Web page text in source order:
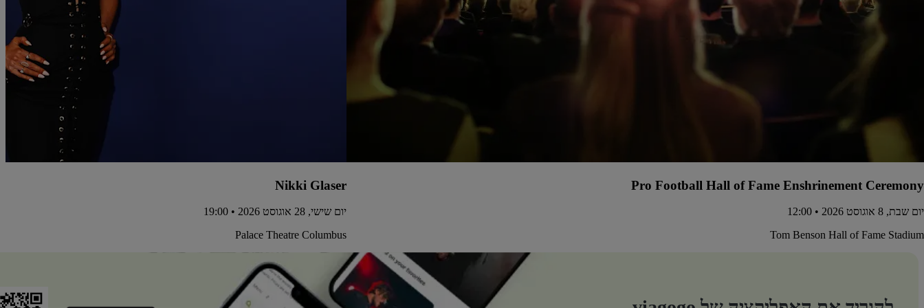
Pro Football Hall of Fame Enshrinement Ceremony
יום שבת, 8 אוגוסט 2026 • 12:00
Tom Benson Hall of Fame Stadium
Nikki Glaser
יום שישי, 28 אוגוסט 2026 • 19:00
Palace Theatre Columbus